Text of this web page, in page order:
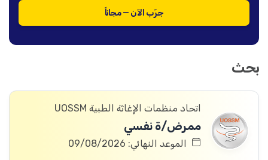
جرّب الآن — مجاناً
بحث
اتحاد منظمات الإغاثة الطبية UOSSM
ممرض/ة نفسي
الموعد النهائي: 09/08/2026